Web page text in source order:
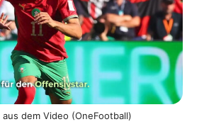
aus dem Video (OneFootball)